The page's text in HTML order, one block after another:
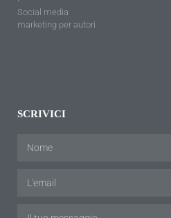
Social media
marketing per autori
SCRIVICI